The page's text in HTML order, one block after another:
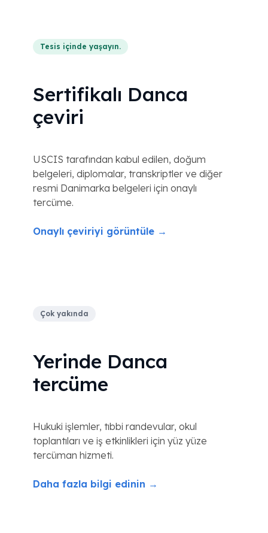
Tesis içinde yaşayın.
Sertifikalı Danca
çeviri
USCIS tarafından kabul edilen, doğum
belgeleri, diplomalar, transkriptler ve diğer
resmi Danimarka belgeleri için onaylı
tercüme.
Onaylı çeviriyi görüntüle →
Çok yakında
Yerinde Danca
tercüme
Hukuki işlemler, tıbbi randevular, okul
toplantıları ve iş etkinlikleri için yüz yüze
tercüman hizmeti.
Daha fazla bilgi edinin →